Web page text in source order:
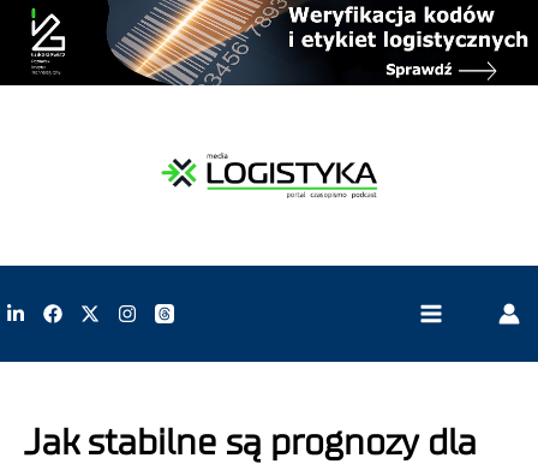
Jak stabilne są prognozy dla